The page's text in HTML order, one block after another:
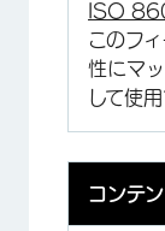
ISO
このフ
性にマ
して使用
コンテ